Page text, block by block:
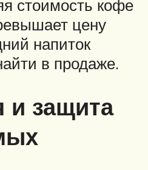
стоимость кофе
цену
напиток
в продаже.
и защита